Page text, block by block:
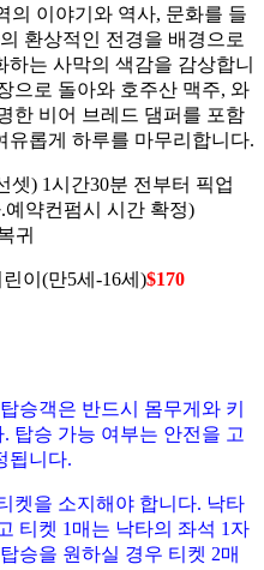
의 이야기와 역사, 문화를 들
환상적인 전경을 배경으로
는 사막의 색감을 감상합니
으로 돌아와 호주산 맥주, 와
한 비어 브레드 댐퍼를 포함
유롭게 하루를 마무리합니다.
셋) 1시간30분 전부터 픽업
약컨펌시 시간 확정)
귀
린이(만5세-16세)$170
승객은 반드시 몸무게와 키
탑승 가능 여부는 안전을 고
됩니다.
켓을 소지해야 합니다. 낙타
티켓 1매는 낙타의 좌석 1자
승을 원하실 경우 티켓 2매